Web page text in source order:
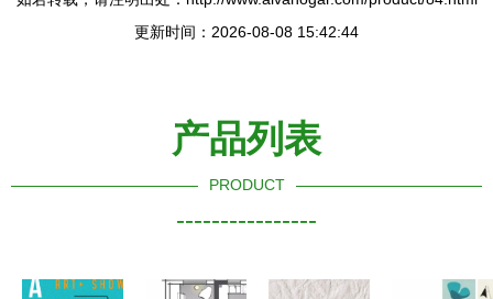
更新时间：2026-08-08 15:42:44
产品列表
PRODUCT
----------------